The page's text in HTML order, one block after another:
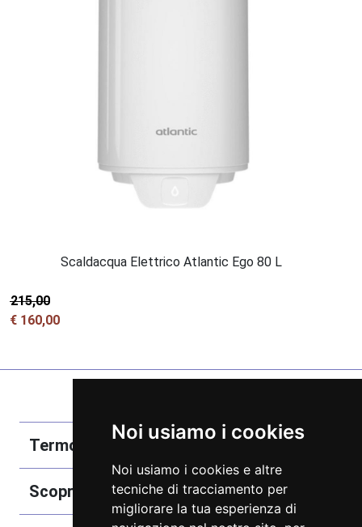
Noi usiamo i cookies
Noi usiamo i cookies e altre
tecniche di tracciamento per
migliorare la tua esperienza di
Scaldacqua Elettrico Atlantic Ego 80 L
€ 215,00
€ 160,00
Termobozzo Srl
Scoprici